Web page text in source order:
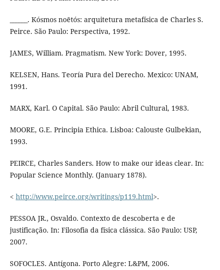
______. Kósmos noētós: arquitetura metafísica de Charles S.
Peirce. São Paulo: Perspectiva, 1992.
JAMES, William. Pragmatism. New York: Dover, 1995.
KELSEN, Hans. Teoría Pura del Derecho. Mexico: UNAM,
1991.
MARX, Karl. O Capital. São Paulo: Abril Cultural, 1983.
MOORE, G.E. Principia Ethica. Lisboa: Calouste Gulbekian,
1993.
PEIRCE, Charles Sanders. How to make our ideas clear. In:
Popular Science Monthly. (January 1878).
< http://www.peirce.org/writings/p119.html>.
PESSOA JR., Osvaldo. Contexto de descoberta e de
justificação. In: Filosofia da física clássica. São Paulo: USP,
2007.
SOFOCLES. Antígona. Porto Alegre: L&PM, 2006.